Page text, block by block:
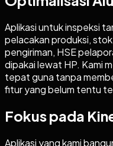
Aplikasi untuk inspeksi
pelacakan produksi,
pengiriman, HSE
dipakai lewat HP. Kami
tepat guna tanpa
fitur yang belum tentu
Fokus pada
Aplikasi yang kami